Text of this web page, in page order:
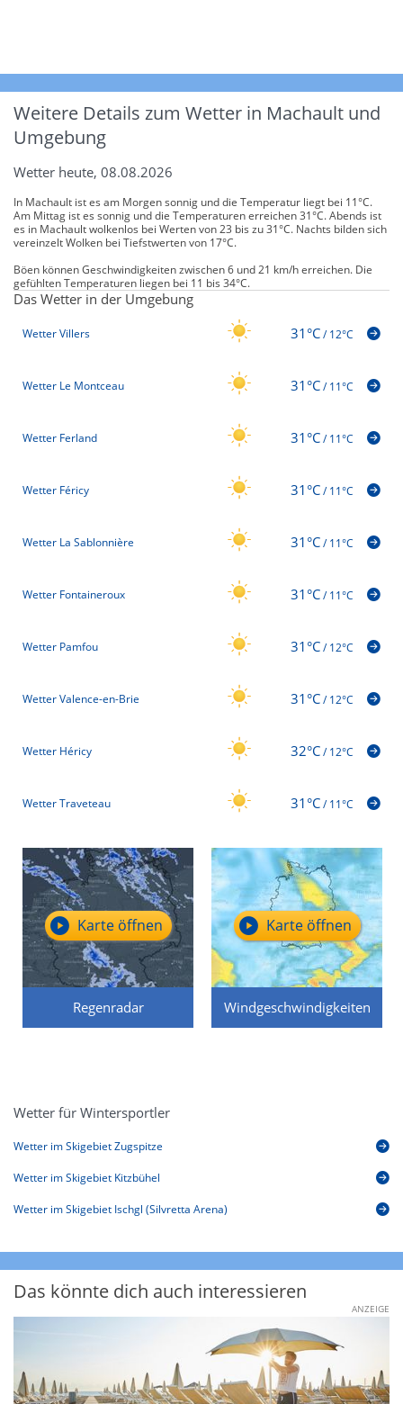
Weitere Details zum Wetter in Machault und
Umgebung
Wetter heute, 08.08.2026
In Machault ist es am Morgen sonnig und die Temperatur liegt bei 11°C.
Am Mittag ist es sonnig und die Temperaturen erreichen 31°C. Abends ist
es in Machault wolkenlos bei Werten von 23 bis zu 31°C. Nachts bilden sich
vereinzelt Wolken bei Tiefstwerten von 17°C.
Böen können Geschwindigkeiten zwischen 6 und 21 km/h erreichen. Die
gefühlten Temperaturen liegen bei 11 bis 34°C.
Das Wetter in der Umgebung
Wetter Villers 31°C/12°C
Wetter Le Montceau 31°C/11°C
Wetter Ferland 31°C/11°C
Wetter Féricy 31°C/11°C
Wetter La Sablonnière 31°C/11°C
Wetter Fontaineroux 31°C/11°C
Wetter Pamfou 31°C/12°C
Wetter Valence-en-Brie 31°C/12°C
Wetter Héricy 32°C/12°C
Wetter Traveteau 31°C/11°C
Regenradar
Karte öffnen
Windgeschwindigkeiten
Karte öffnen
Wetter für Wintersportler
Wetter im Skigebiet Zugspitze
Wetter im Skigebiet Kitzbühel
Wetter im Skigebiet Ischgl (Silvretta Arena)
Das könnte dich auch interessieren
ANZEIGE